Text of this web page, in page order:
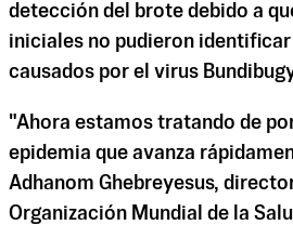
detección del brote debido a
iniciales no pudieron
causados por el virus
"Ahora estamos tratando de
epidemia que avanza
Adhanom Ghebreyesus,
Organización Mundial de la